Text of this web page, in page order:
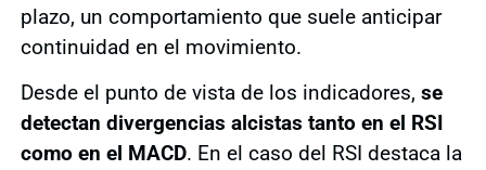
plazo, un comportamiento que suele anticipar
continuidad en el movimiento.
Desde el punto de vista de los indicadores, se
detectan divergencias alcistas tanto en el RSI
como en el MACD. En el caso del RSI destaca la